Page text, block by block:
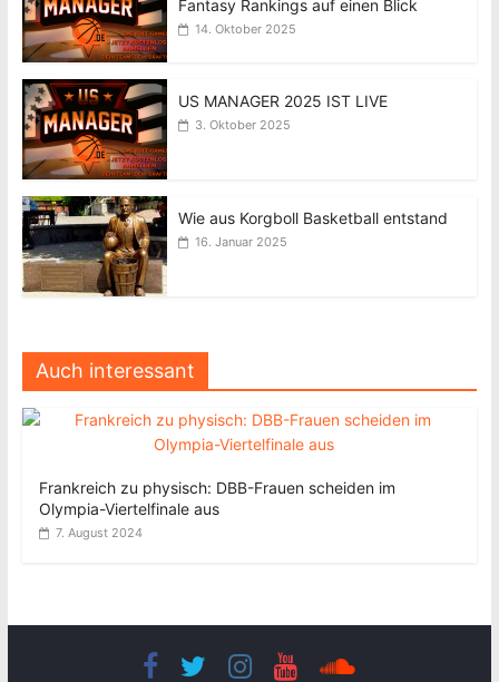
Fantasy Rankings auf einen Blick
14. Oktober 2025
US MANAGER 2025 IST LIVE
3. Oktober 2025
Wie aus Korgboll Basketball entstand
16. Januar 2025
Auch interessant
Frankreich zu physisch: DBB-Frauen scheiden im
Olympia-Viertelfinale aus
7. August 2024